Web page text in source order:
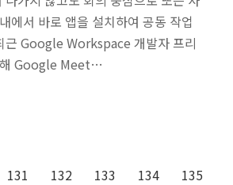
에서 바로 앱을 설치하여 공동 작업
근 Google Workspace 개발자 프리
해 Google Meet…
131 132 133 134
135